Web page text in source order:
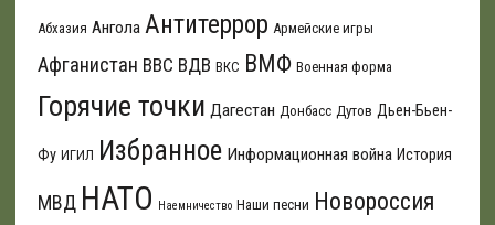
Абхазия Ангола Антитеррор Армейские игры
Афганистан ВВС ВДВ ВКС ВМФ Военная форма
Горячие точки Дагестан Донбасс Дутов Дьен-Бьен-
Фу ИГИЛ Избранное Информационная война История
МВД НАТО Наемничество Наши песни Новороссия